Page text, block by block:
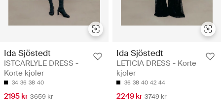
Ida Sjöstedt
ISTCARLYLE DRESS -
Korte kjoler
34 36 38 40
2195 kr 3659 kr
Ida Sjöstedt
LETICIA DRESS - Korte
kjoler
36 38 40 42 44
2249 kr 3749 kr